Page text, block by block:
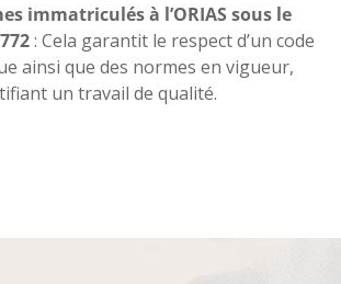
immatriculés à l’ORIAS sous le
: Cela garantit le respect d’un code
ainsi que des normes en vigueur,
un travail de qualité.